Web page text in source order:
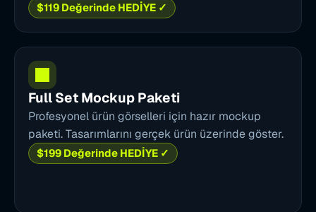
$119 Değerinde HEDİYE ✓
Full Set Mockup Paketi
Profesyonel ürün görselleri için hazır mockup
paketi. Tasarımlarını gerçek ürün üzerinde göster.
$199 Değerinde HEDİYE ✓